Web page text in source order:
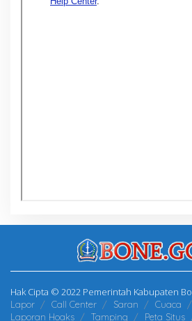
Hak Cipta © 2022 Pemerintah Kabupaten
Lapor
Call Center Saran Cuaca
Laporan Hoaks
Tamping Peta Situs